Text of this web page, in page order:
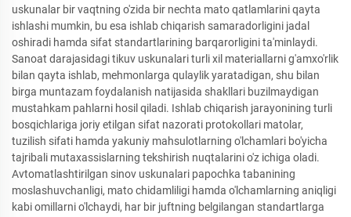
uskunalar bir vaqtning o'zida bir nechta mato qatlamlarini qayta
ishlashi mumkin, bu esa ishlab chiqarish samaradorligini jadal
oshiradi hamda sifat standartlarining barqarorligini ta'minlaydi.
Sanoat darajasidagi tikuv uskunalari turli xil materiallarni g'amxo'rlik
bilan qayta ishlab, mehmonlarga qulaylik yaratadigan, shu bilan
birga muntazam foydalanish natijasida shakllari buzilmaydigan
mustahkam pahlarni hosil qiladi. Ishlab chiqarish jarayonining turli
bosqichlariga joriy etilgan sifat nazorati protokollari matolar,
tuzilish sifati hamda yakuniy mahsulotlarning o'lchamlari bo'yicha
tajribali mutaxassislarning tekshirish nuqtalarini o'z ichiga oladi.
Avtomatlashtirilgan sinov uskunalari papochka tabanining
moslashuvchanligi, mato chidamliligi hamda o'lchamlarning aniqligi
kabi omillarni o'lchaydi, har bir juftning belgilangan standartlarga